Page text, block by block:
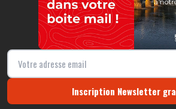
Inscription Newsletter